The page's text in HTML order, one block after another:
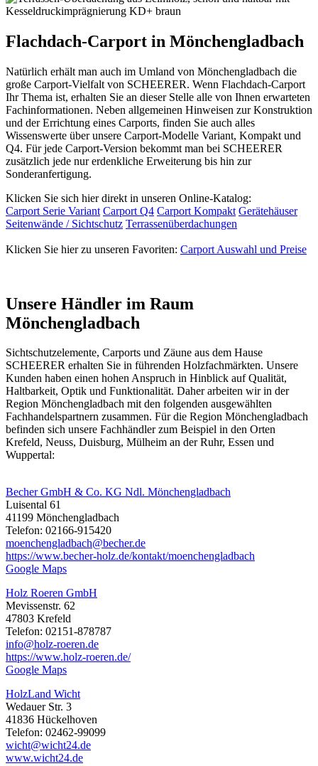
Flachdach-Carport in Mönchengladbach
Natürlich erhält man auch im Umland von Mönchengladbach die
große Carport-Vielfalt von SCHEERER. Wenn Flachdach-Carport
Ihr Thema ist, erhalten Sie an dieser Stelle alle von Ihnen erwarteten
Fachinformationen. Neben allgemeinen Hinweisen zur Konstruktion
und der Errichtung eines Carports, finden Sie auch alles
Wissenswerte über unsere Carport-Modelle Variant, Kompakt und
Q4. Für jede Carport-Version bekommt man bei SCHEERER
zusätzlich jede nur erdenkliche Erweiterung bis hin zur
Sonderanfertigung.
Klicken Sie sich hier direkt in unseren Online-Katalog:
Carport Serie Variant Carport Q4 Carport Kompakt Gerätehäuser
Seitenwände / Sichtschutz Terrassenüberdachungen
Klicken Sie hier zu unseren Favoriten: Carport Auswahl und Preise
Unsere Händler im Raum
Mönchengladbach
Sichtschutzelemente, Carports und Zäune aus dem Hause
SCHEERER erhalten Sie in führenden Holzfachmärkten. Unsere
Kunden haben einen hohen Anspruch in Hinblick auf Qualität,
Haltbarkeit, Optik und Funktionalität. Daher arbeiten wir in der
Region Mönchengladbach mit den folgenden ausgewählten
Fachhandelspartnern zusammen. Für die Region Mönchengladbach
befinden sich unsere Fachhändler zum Beispiel in den Orten
Krefeld, Neuss, Duisburg, Mülheim an der Ruhr, Essen und
Wuppertal:
Becher GmbH & Co. KG Ndl. Mönchengladbach
Luisental 61
41199 Mönchengladbach
Telefon: 02166-915420
moenchengladbach@becher.de
https://www.becher-holz.de/kontakt/moenchengladbach
Google Maps
Holz Roeren GmbH
Mevissenstr. 62
47803 Krefeld
Telefon: 02151-878787
info@holz-roeren.de
https://www.holz-roeren.de/
Google Maps
HolzLand Wicht
Wedauer Str. 3
41836 Hückelhoven
Telefon: 02462-99099
wicht@wicht24.de
www.wicht24.de